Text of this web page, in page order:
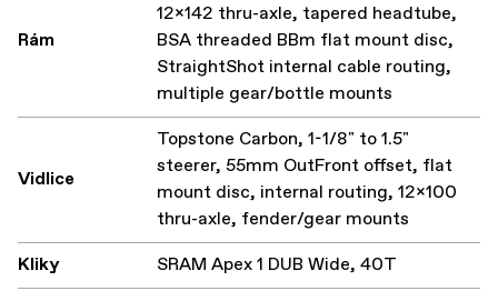
Rám
12x142 thru-axle, tapered headtube,
BSA threaded BBm flat mount disc,
StraightShot internal cable routing,
multiple gear/bottle mounts
Vidlice
Topstone Carbon, 1-1/8" to 1.5"
steerer, 55mm OutFront offset, flat
mount disc, internal routing, 12x100
thru-axle, fender/gear mounts
Kliky
SRAM Apex 1 DUB Wide, 40T